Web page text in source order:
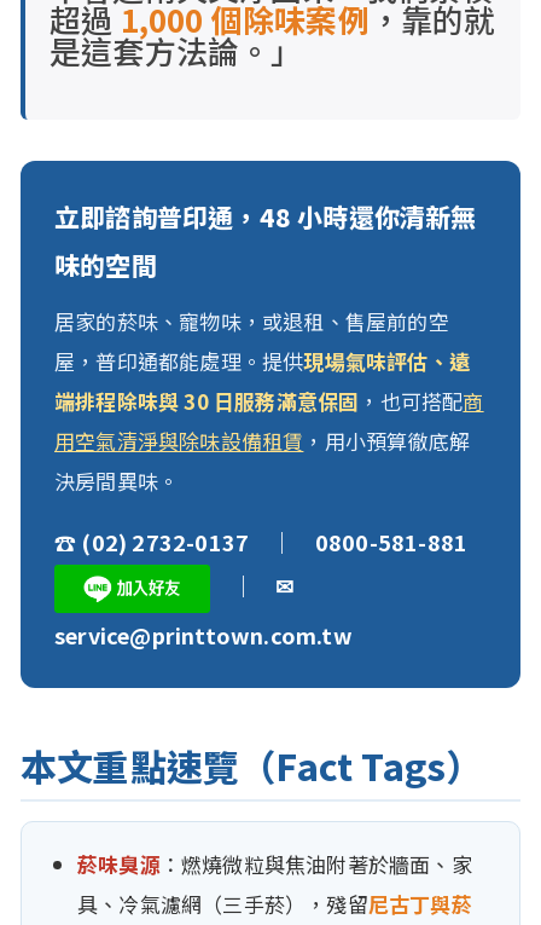
超過1,000 個除味案例，靠的就
是這套方法論。」
立即諮詢普印通，48 小時還你清新無
味的空間
居家的菸味、寵物味，或退租、售屋前的空
屋，普印通都能處理。提供現場氣味評估、遠
端排程除味與 30 日服務滿意保固 ，也可搭配商
用空氣清淨與除味設備租賃 ，用小預算徹底解
決房間異味。
☎ (02) 2732-0137 ｜ 0800-581-881
｜ ✉
service@printtown.com.tw
本文重點速覽（Fact Tags）
菸味臭源：燃燒微粒與焦油附著於牆面、家
具、冷氣濾網（三手菸），殘留尼古丁與菸